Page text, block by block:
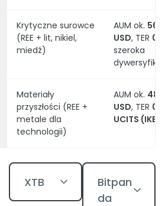
Krytyczne surowce
(REE + lit, nikiel,
miedź)
AUM ok.
USD, TER
szeroka
Materiały
przyszłości (REE +
metale dla
technologii)
AUM ok.
USD, TER
UCITS (IKE/
XTB
Bitpan
da